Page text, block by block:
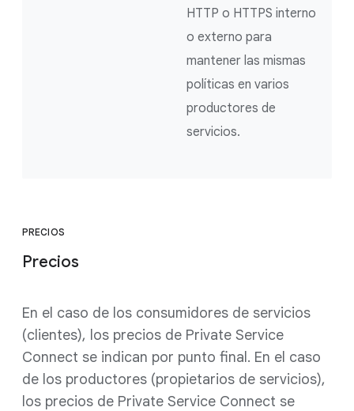
HTTP o HTTPS interno
o externo para
mantener las mismas
políticas en varios
productores de
servicios.
PRECIOS
Precios
En el caso de los consumidores de servicios
(clientes), los precios de Private Service
Connect se indican por punto final. En el caso
de los productores (propietarios de servicios),
los precios de Private Service Connect se